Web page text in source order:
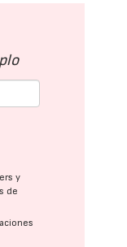
y
de